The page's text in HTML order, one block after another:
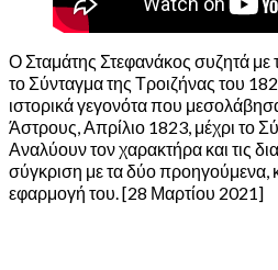
Ο Σταμάτης Στεφανάκος συζητά με
το Σύνταγμα της Τροιζήνας του
ιστορικά γεγονότα που
Άστρους, Απρίλιο 1823, μέχρι το
Αναλύουν τον χαρακτήρα και τις
σύγκριση με τα δύο προηγούμενα,
εφαρμογή του. [28 Μαρτίου 2021]